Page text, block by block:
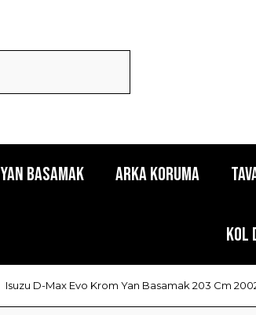
Yan Basamak Arka Koruma
Kol
Isuzu D-Max Evo Krom Yan Basamak 203 Cm